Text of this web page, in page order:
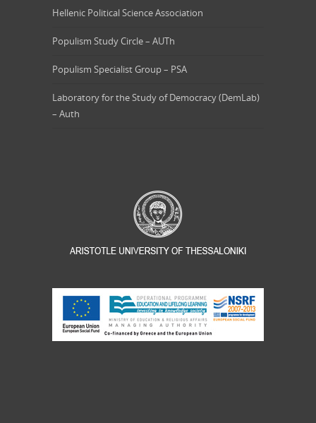
Hellenic Political Science Association
Populism Study Circle – AUTh
Populism Specialist Group – PSA
Laboratory for the Study of Democracy (DemLab)
– Auth